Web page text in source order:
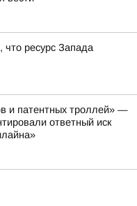
ресурс Запада
и патентных троллей» —
ответный иск